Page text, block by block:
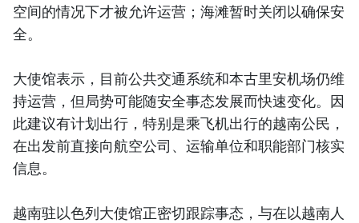
空间的情况下才被允许运营；海滩暂时关闭以确保安
全。
大使馆表示，目前公共交通系统和本古里安机场仍维
持运营，但局势可能随安全事态发展而快速变化。因
此建议有计划出行，特别是乘飞机出行的越南公民，
在出发前直接向航空公司、运输单位和职能部门核实
信息。
越南驻以色列大使馆正密切跟踪事态，与在以越南人